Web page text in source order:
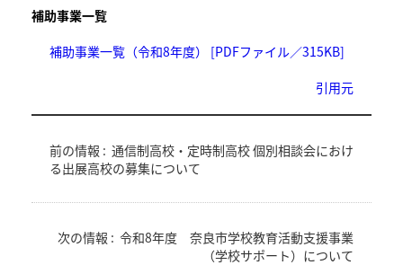
補助事業一覧
補助事業一覧（令和8年度） [PDFファイル／315KB]
引用元
前の情報 : 通信制高校・定時制高校 個別相談会におけ
る出展高校の募集について
次の情報 : 令和8年度 奈良市学校教育活動支援事業
（学校サポート）について